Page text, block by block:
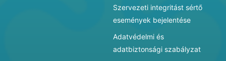
Szervezeti integritást sértő
események bejelentése
Adatvédelmi és
adatbiztonsági szabályzat